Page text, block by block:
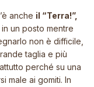
anche il “Terra!”,
un posto mentre
non è difficile,
taglia e più
perché su una
male ai gomiti. In